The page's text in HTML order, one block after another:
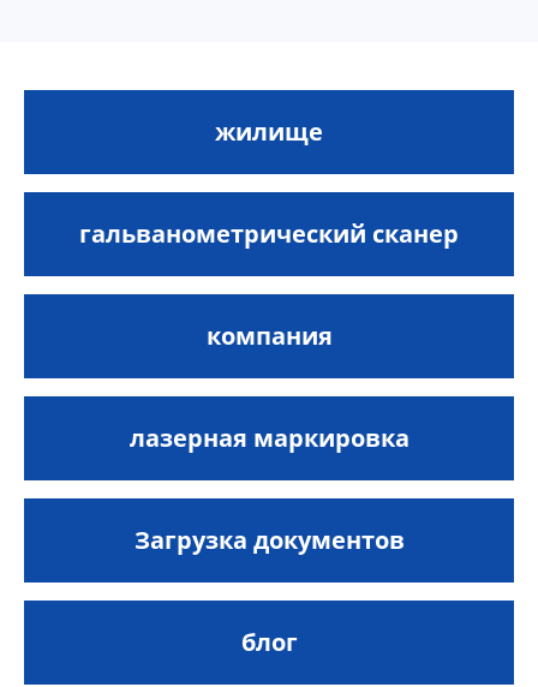
жилище
гальванометрический сканер
компания
лазерная маркировка
Загрузка документов
блог